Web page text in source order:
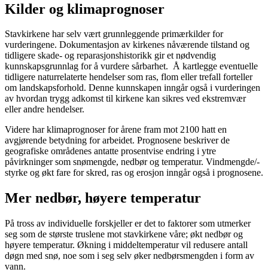
Kilder og klimaprognoser
Stavkirkene har selv vært grunnleggende primærkilder for
vurderingene. Dokumentasjon av kirkenes nåværende tilstand og
tidligere skade- og reparasjonshistorikk gir et nødvendig
kunnskapsgrunnlag for å vurdere sårbarhet. Å kartlegge eventuelle
tidligere naturrelaterte hendelser som ras, flom eller trefall forteller
om landskapsforhold. Denne kunnskapen inngår også i vurderingen
av hvordan trygg adkomst til kirkene kan sikres ved ekstremvær
eller andre hendelser.
Videre har klimaprognoser for årene fram mot 2100 hatt en
avgjørende betydning for arbeidet. Prognosene beskriver de
geografiske områdenes antatte prosentvise endring i ytre
påvirkninger som snømengde, nedbør og temperatur. Vindmengde/-
styrke og økt fare for skred, ras og erosjon inngår også i prognosene.
Mer nedbør, høyere temperatur
På tross av individuelle forskjeller er det to faktorer som utmerker
seg som de største truslene mot stavkirkene våre; økt nedbør og
høyere temperatur. Økning i middeltemperatur vil redusere antall
døgn med snø, noe som i seg selv øker nedbørsmengden i form av
vann.